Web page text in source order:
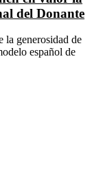
del Donante
la generosidad de
español de